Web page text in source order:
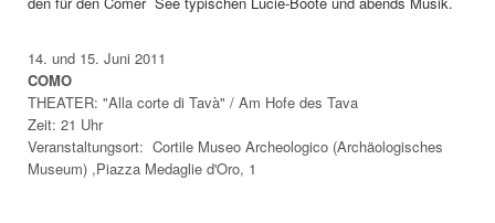
14. und 15. Juni 2011
COMO
THEATER: "Alla corte di Tavà" / Am Hofe des Tava
Zeit: 21 Uhr
Veranstaltungsort: Cortile Museo Archeologico (Archäologisches
Museum) ,Piazza Medaglie d'Oro, 1